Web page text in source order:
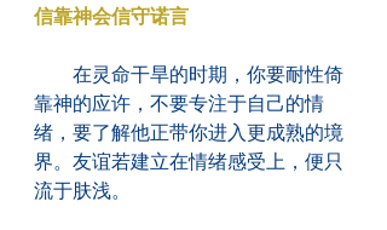
信靠神会信守诺言
在灵命干旱的时期，你要耐性倚
靠神的应许，不要专注于自己的情
绪，要了解他正带你进入更成熟的境
界。友谊若建立在情绪感受上，便只
流于肤浅。